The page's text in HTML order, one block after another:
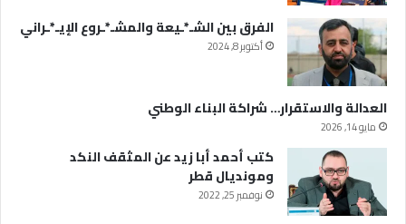
الفرق بين الشـ*ـيعة والمشـ*ـروع الإيـ*ـراني
أكتوبر 8, 2024
العدالة والاستقرار… شراكة البناء الوطني
مايو 14, 2026
كتب أحمد أبا زيد عن المثقف النكد
ومونديال قطر
نوفمبر 25, 2022